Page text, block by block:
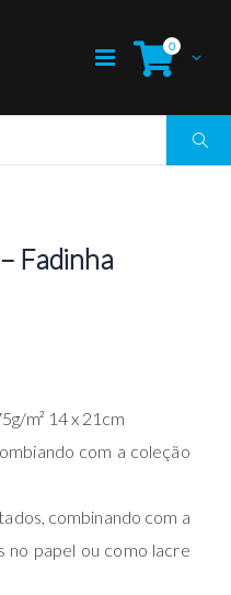
0
Fadinha
m² 14 x 21cm
com a coleção
combinando com a
no papel ou como lacre